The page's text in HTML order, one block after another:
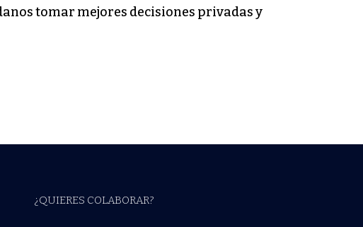
tomar mejores decisiones privadas y
¿QUIERES COLABORAR?